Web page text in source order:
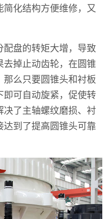
化结构方便维修，又
盘的转矩大增，导致
掉止动齿轮，在圆锥
么只要圆锥头和衬板
可自动旋紧，促使转
了主轴螺纹磨损、衬
到了提高圆锥头可靠